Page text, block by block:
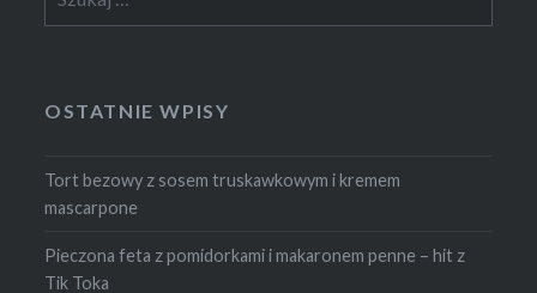
OSTATNIE WPISY
Tort bezowy z sosem truskawkowym i kremem
mascarpone
Pieczona feta z pomidorkami i makaronem penne – hit z
Tik Toka